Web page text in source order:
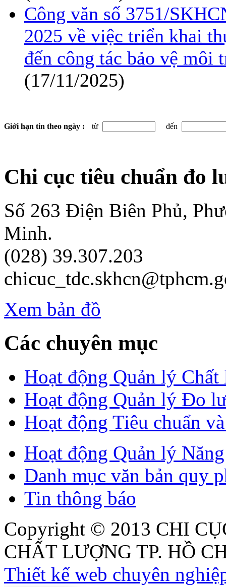
Công văn số 3751/
2025 về việc triển khai
đến công tác bảo vệ môi
(17/11/2025)
Giới hạn tin theo ngày : từ đến
Chi cục tiêu chuẩn đo
Số 263 Điện Biên Phủ,
Minh.
(028) 39.307.203
Xem bản đồ
Các chuyên mục
Hoạt động Quản lý
Hoạt động Quản lý Đo
Hoạt động Tiêu chuẩn
Hoạt động Quản lý
Danh mục văn bản quy
Tin thông báo
Copyright © 2013 CHI
CHẤT LƯỢNG TP. HỒ
Thiết kế web chuyên